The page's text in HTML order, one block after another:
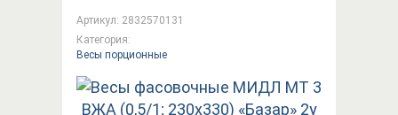
Артикул: 2832570131
Категория:
Весы порционные